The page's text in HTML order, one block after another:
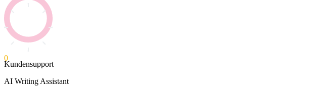
0
Kundensupport
AI Writing Assistant